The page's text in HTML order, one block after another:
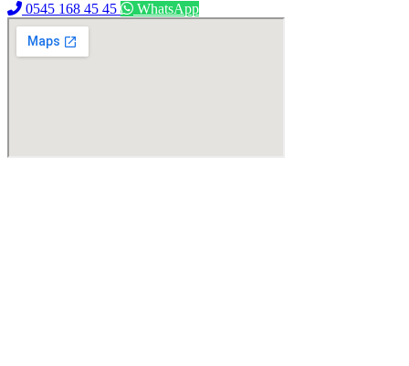
0545 168 45 45 WhatsApp